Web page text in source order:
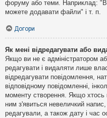
форуму або теми. Наприклад:
можете додавати файли" і т. п.
Догори
Як мені відредагувати або
Якщо ви не є адміністратором
редагувати і видаляти лише
відредагувати повідомлення,
відповідному повідомленні,
моменту створення. Якщо хтось
ним з'явиться невеличкий напис,
редагували, а також дату і час